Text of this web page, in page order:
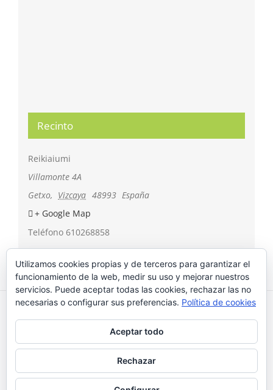
Recinto
Reikiaiumi
Villamonte 4A
Getxo, Vizcaya 48993 España
+ Google Map
Teléfono 610268858
Reikiaiumi 2018 © |¿Qué son las cookies?|Política de
cookies|Aviso Legal
InstagramFacebook
Utilizamos cookies propias y de terceros para garantizar el
funcionamiento de la web, medir su uso y mejorar nuestros
servicios. Puede aceptar todas las cookies, rechazar las no
necesarias o configurar sus preferencias. Política de cookies
Aceptar todo
Rechazar